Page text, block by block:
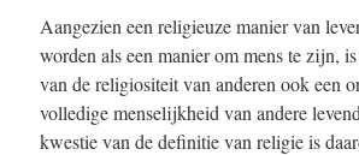
Aangezien een religieuze manier van
worden als een manier om mens te zijn,
van de religiositeit van anderen ook een
volledige menselijkheid van andere
kwestie van de definitie van religie is